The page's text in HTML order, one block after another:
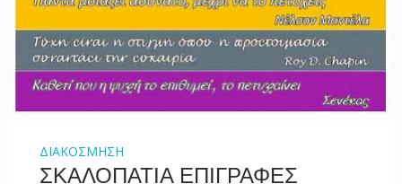
ΔΙΑΚΟΣΜΗΣΗ
ΣΚΑΛΟΠΑΤΙΑ ΕΠΙΓΡΑΦΕΣ